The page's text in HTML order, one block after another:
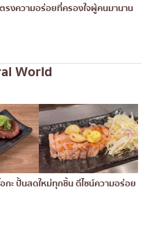
รงความอร่อยที่ครองใจผู้คนมานาน
World
กะ ปั้นสดใหม่ทุกชิ้น ดีไซน์ความอร่อย